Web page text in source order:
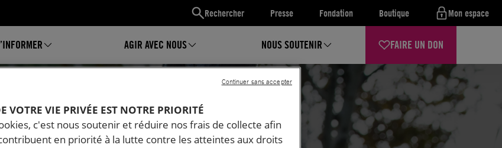
Rechercher Presse Fondation Boutique Mon espace
AGIR AVEC NOUS NOUS SOUTENIR FAIRE UN DON
VOTRE VIE PRIVÉE EST NOTRE PRIORITÉ
c'est nous soutenir et réduire nos frais de collecte afin
en priorité à la lutte contre les atteintes aux droits
Continuer sans accepter